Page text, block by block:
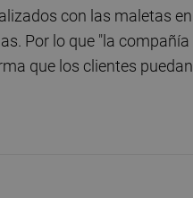
con las maletas en
Por lo que "la compañía
que los clientes puedan